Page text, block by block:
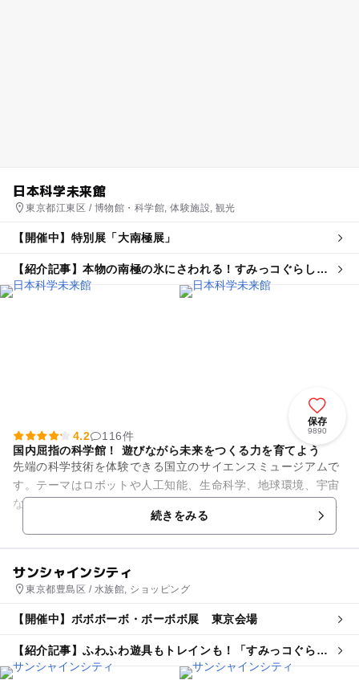
日本科学未来館
東京都江東区 / 博物館・科学館, 体験施設, 観光
【開催中】特別展「大南極展」
【紹介記事】本物の南極の氷にさわれる！すみっコぐらし応
援の特別展「大南極展」が7月開幕
保存
9890
4.2
116件
国内屈指の科学館！ 遊びながら未来をつくる力を育てよう
先端の科学技術を体験できる国立のサイエンスミュージアムで
す。テーマはロボットや人工知能、生命科学、地球環境、宇宙
など、私たちの未来にかかわる科学技術。自分自身で触れ、発
見できる参加体験型の展示で...続きをみる
サンシャインシティ
東京都豊島区 / 水族館, ショッピング
【開催中】ボボボーボ・ボーボボ展 東京会場
【紹介記事】ふわふわ遊具もトレインも！「すみっコぐらし
わくわくパーク」が関東初・池袋で開催